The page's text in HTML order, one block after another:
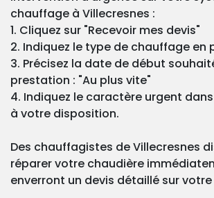
chauffage à Villecresnes :
1. Cliquez sur "Recevoir mes devis"
2. Indiquez le type de chauffage en
3. Précisez la date de début
prestation : "Au plus vite"
4. Indiquez le caractère urgent
à votre disposition.
Des chauffagistes de Villecresnes
réparer votre chaudière
enverront un devis détaillé sur